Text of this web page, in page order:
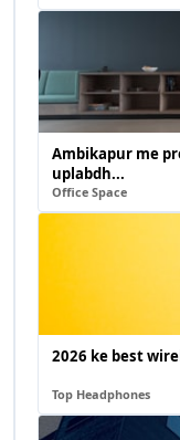
Ambikapur me
uplabdh...
Office Space
2026 ke best
Top Headphones